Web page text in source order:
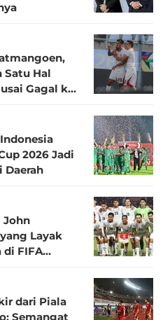
Satu Hal
Gagal ke
2026 Jadi
Daerah
John
Layak
di FIFA
dari Piala
Semangat